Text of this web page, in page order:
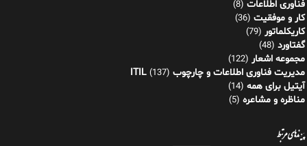
فناوری اطلاعات (8)
کار و موفقیت (36)
کاریکلماتور (79)
گفتاورد (48)
مجموعه اشعار (122)
مدیریت فناوری اطلاعات و چارچوب ITIL (137)
آیتیل برای همه (14)
مناظره و مشاعره (5)
پیوندهای مرتبط